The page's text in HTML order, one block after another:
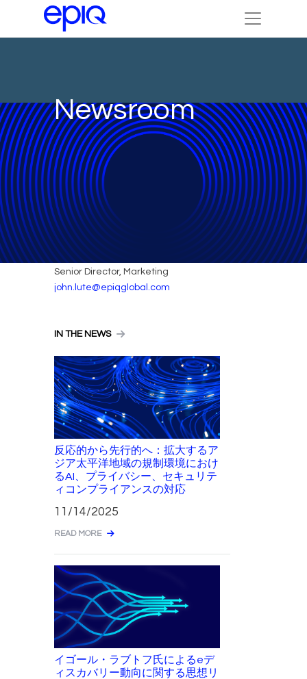
Newsroom
MEDIA CONTACT
John Lute
Senior Director, Marketing
john.lute@epiqglobal.com
IN THE NEWS
反応的から先行的へ：拡大するア
ジア太平洋地域の規制環境におけ
るAI、プライバシー、セキュリテ
ィコンプライアンスの対応
11/14/2025
READ MORE
イゴール・ラブトフ氏によるeデ
ィスカバリー動向に関する思想リ